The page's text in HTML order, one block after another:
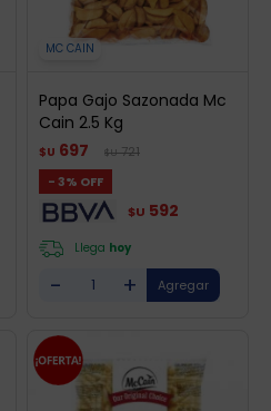
MC CAIN
Papa Gajo Sazonada Mc
Cain 2.5 Kg
$U 697 $U 721
3
$U 592
Llega hoy
- +